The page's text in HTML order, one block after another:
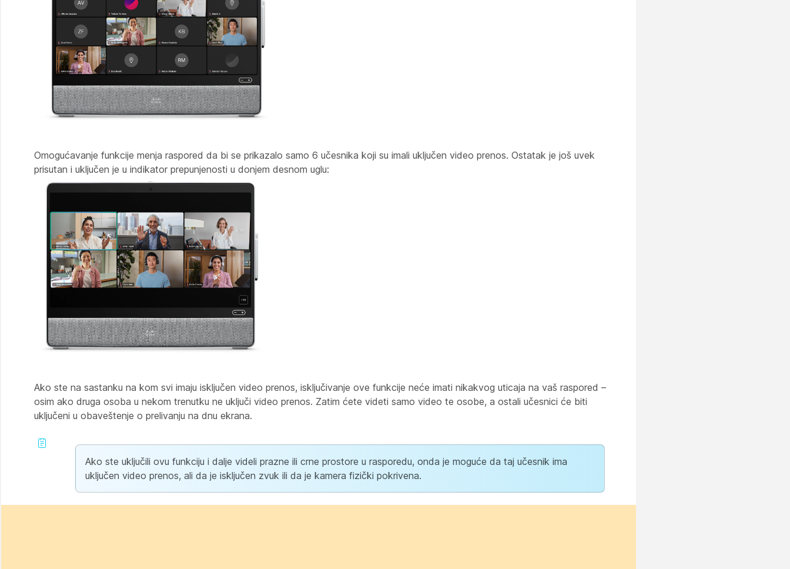
Omogućavanje funkcije menja raspored da bi se prikazalo samo 6 učesnika koji su imali uključen video prenos. Ostatak je još uvek
prisutan i uključen je u indikator prepunjenosti u donjem desnom uglu:
Ako ste na sastanku na kom svi imaju isključen video prenos, isključivanje ove funkcije neće imati nikakvog uticaja na vaš raspored –
osim ako druga osoba u nekom trenutku ne uključi video prenos. Zatim ćete videti samo video te osobe, a ostali učesnici će biti
uključeni u obaveštenje o prelivanju na dnu ekrana.
Ako ste uključili ovu funkciju i dalje videli prazne ili crne prostore u rasporedu, onda je moguće da taj učesnik ima
uključen video prenos, ali da je isključen zvuk ili da je kamera fizički pokrivena.